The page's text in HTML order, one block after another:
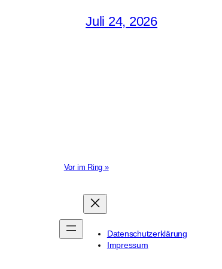
Juli 24, 2026
Vor im Ring »
Datenschutzerklärung
Impressum